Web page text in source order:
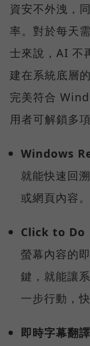
資安不外洩，
率。對於每天
士來說，AI 不
建在系統底層
完美符合
用者可解鎖多
Windows
就能快速回
或網頁內容。
Click to Do
螢幕內容的
鍵，就能讓
一步行動，
即時字幕翻